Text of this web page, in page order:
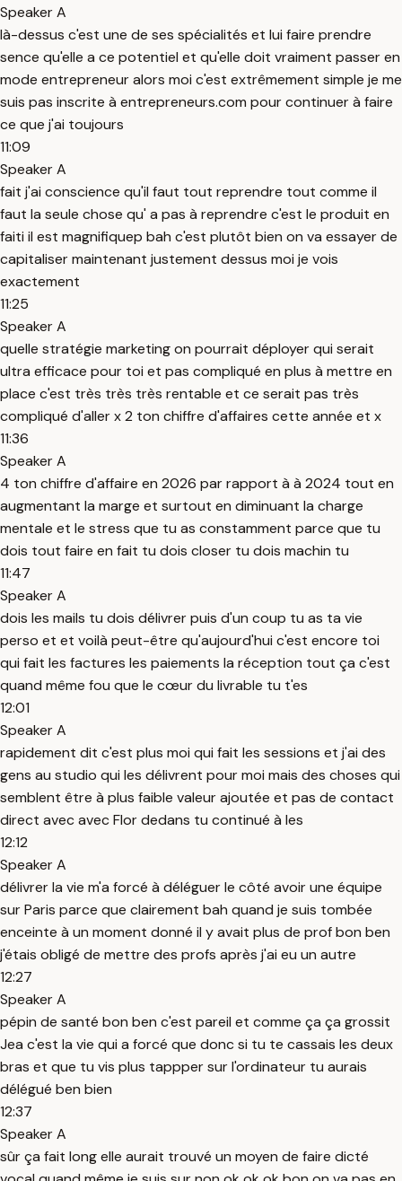
Speaker A
là-dessus c'est une de ses spécialités et lui faire prendre
sence qu'elle a ce potentiel et qu'elle doit vraiment passer en
mode entrepreneur alors moi c'est extrêmement simple je me
suis pas inscrite à entrepreneurs.com pour continuer à faire
ce que j'ai toujours
11:09
Speaker A
fait j'ai conscience qu'il faut tout reprendre tout comme il
faut la seule chose qu' a pas à reprendre c'est le produit en
faiti il est magnifiquep bah c'est plutôt bien on va essayer de
capitaliser maintenant justement dessus moi je vois
exactement
11:25
Speaker A
quelle stratégie marketing on pourrait déployer qui serait
ultra efficace pour toi et pas compliqué en plus à mettre en
place c'est très très très rentable et ce serait pas très
compliqué d'aller x 2 ton chiffre d'affaires cette année et x
11:36
Speaker A
4 ton chiffre d'affaire en 2026 par rapport à à 2024 tout en
augmentant la marge et surtout en diminuant la charge
mentale et le stress que tu as constamment parce que tu
dois tout faire en fait tu dois closer tu dois machin tu
11:47
Speaker A
dois les mails tu dois délivrer puis d'un coup tu as ta vie
perso et et voilà peut-être qu'aujourd'hui c'est encore toi
qui fait les factures les paiements la réception tout ça c'est
quand même fou que le cœur du livrable tu t'es
12:01
Speaker A
rapidement dit c'est plus moi qui fait les sessions et j'ai des
gens au studio qui les délivrent pour moi mais des choses qui
semblent être à plus faible valeur ajoutée et pas de contact
direct avec avec Flor dedans tu continué à les
12:12
Speaker A
délivrer la vie m'a forcé à déléguer le côté avoir une équipe
sur Paris parce que clairement bah quand je suis tombée
enceinte à un moment donné il y avait plus de prof bon ben
j'étais obligé de mettre des profs après j'ai eu un autre
12:27
Speaker A
pépin de santé bon ben c'est pareil et comme ça ça grossit
Jea c'est la vie qui a forcé que donc si tu te cassais les deux
bras et que tu vis plus tappper sur l'ordinateur tu aurais
délégué ben bien
12:37
Speaker A
sûr ça fait long elle aurait trouvé un moyen de faire dicté